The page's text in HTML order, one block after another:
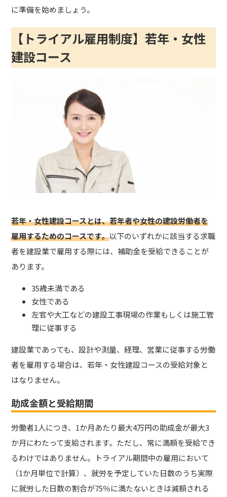
に準備を始めましょう。
【トライアル雇用制度】若年・女性
建設コース
若年・女性建設コースとは、若年者や女性の建設労働者を
雇用するためのコースです。以下のいずれかに該当する求職
者を建設業で雇用する際には、補助金を受給できることが
あります。
35歳未満である
女性である
左官や大工などの建設工事現場の作業もしくは施工管
理に従事する
建設業であっても、設計や測量、経理、営業に従事する労働
者を雇用する場合は、若年・女性建設コースの受給対象と
はなりません。
助成金額と受給期間
労働者1人につき、1か月あたり最大4万円の助成金が最大3
か月にわたって支給されます。ただし、常に満額を受給でき
るわけではありません。トライアル期間中の雇用において
（1か月単位で計算）、就労を予定していた日数のうち実際
に就労した日数の割合が75％に満たないときは減額される